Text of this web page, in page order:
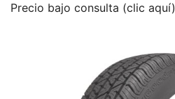
Precio bajo consulta (clic aquí)